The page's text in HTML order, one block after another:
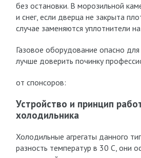
без остановки. В морозильной
и снег, если дверца не закрыта
случае заменяются уплотнители
Газовое оборудование опасно
лучше доверить починку
от спонсоров:
Устройство и принцип
холодильника
Холодильные агрегаты данного
разность температур в 30 С, они